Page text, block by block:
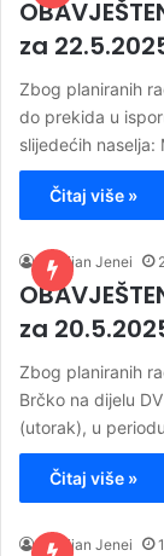
za
Zbog planiranih
do prekida u
slijedećih naselja:
Čitaj više »
Kristijan Jenei
za
Zbog planiranih
Brčko na dijelu
(utorak), u
Čitaj više »
Kristijan Jenei